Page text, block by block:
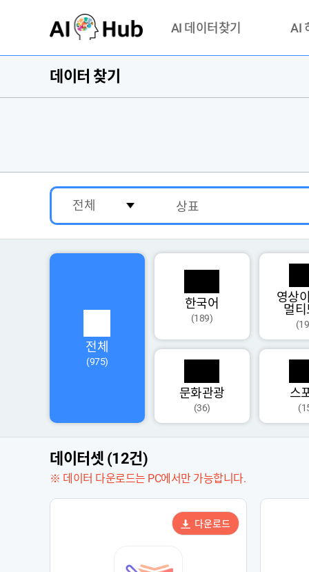
AI 데이터찾기
기관 제공 데이터
AI
안심존
데이터 찾기
전체
(975)
한국어
(189)
영상
멀
문화관광
(36)
스
데이터셋 (12건)
※ 데이터 다운로드는 PC에서만 가능합니다.
다운로드